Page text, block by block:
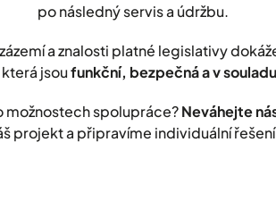
po následný servis a údržbu.
a znalosti platné legislativy
jsoufunkční, bezpečná a v
možnostech spolupráce?Neváhejte
projekt a připravíme individuální